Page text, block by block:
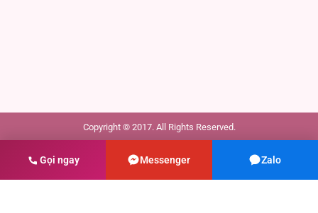
Copyright © 2017. All Rights Reserved.
Gọi ngay Messenger Zalo